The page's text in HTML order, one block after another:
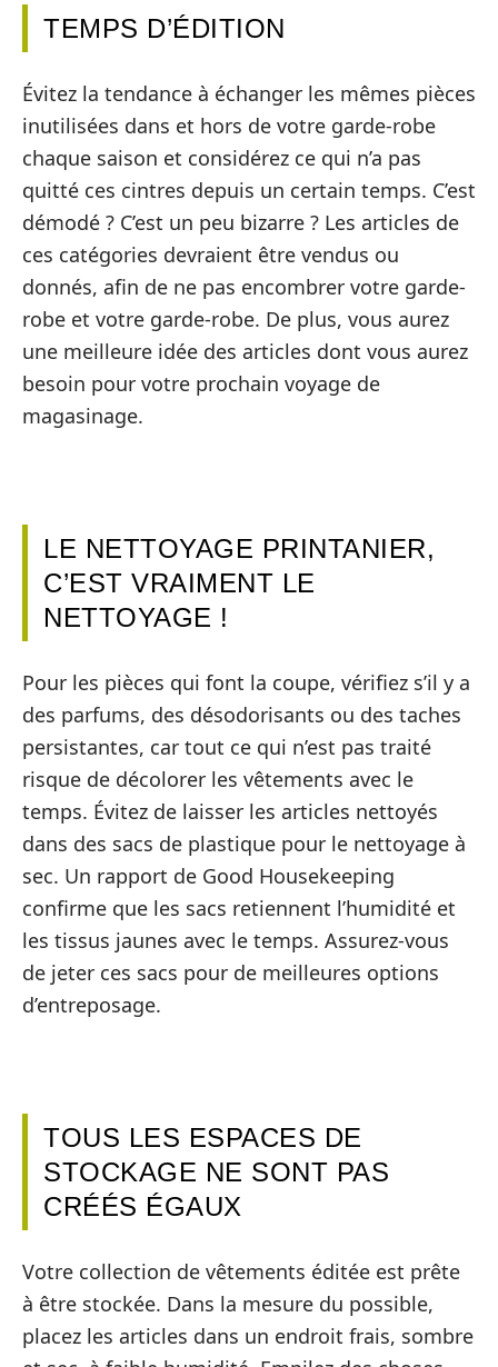
TEMPS D’ÉDITION
Évitez la tendance à échanger les mêmes pièces
inutilisées dans et hors de votre garde-robe
chaque saison et considérez ce qui n’a pas
quitté ces cintres depuis un certain temps. C’est
démodé ? C’est un peu bizarre ? Les articles de
ces catégories devraient être vendus ou
donnés, afin de ne pas encombrer votre garde-
robe et votre garde-robe. De plus, vous aurez
une meilleure idée des articles dont vous aurez
besoin pour votre prochain voyage de
magasinage.
LE NETTOYAGE PRINTANIER,
C’EST VRAIMENT LE
NETTOYAGE !
Pour les pièces qui font la coupe, vérifiez s’il y a
des parfums, des désodorisants ou des taches
persistantes, car tout ce qui n’est pas traité
risque de décolorer les vêtements avec le
temps. Évitez de laisser les articles nettoyés
dans des sacs de plastique pour le nettoyage à
sec. Un rapport de Good Housekeeping
confirme que les sacs retiennent l’humidité et
les tissus jaunes avec le temps. Assurez-vous
de jeter ces sacs pour de meilleures options
d’entreposage.
TOUS LES ESPACES DE
STOCKAGE NE SONT PAS
CRÉÉS ÉGAUX
Votre collection de vêtements éditée est prête
à être stockée. Dans la mesure du possible,
placez les articles dans un endroit frais, sombre